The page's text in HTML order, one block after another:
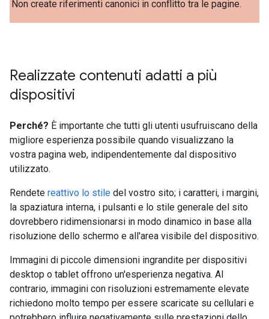
Non create riferimenti canonici in conflitto tra le pagine.
Realizzate contenuti adatti a più
dispositivi
Perché? È importante che tutti gli utenti usufruiscano della
migliore esperienza possibile quando visualizzano la
vostra pagina web, indipendentemente dal dispositivo
utilizzato.
Rendete reattivo lo stile del vostro sito; i caratteri, i margini,
la spaziatura interna, i pulsanti e lo stile generale del sito
dovrebbero ridimensionarsi in modo dinamico in base alla
risoluzione dello schermo e all'area visibile del dispositivo.
Immagini di piccole dimensioni ingrandite per dispositivi
desktop o tablet offrono un'esperienza negativa. Al
contrario, immagini con risoluzioni estremamente elevate
richiedono molto tempo per essere scaricate su cellulari e